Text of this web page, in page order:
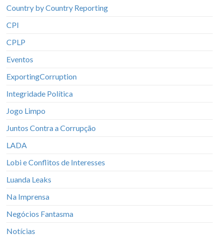
Country by Country Reporting
CPI
CPLP
Eventos
ExportingCorruption
Integridade Política
Jogo Limpo
Juntos Contra a Corrupção
LADA
Lobi e Conflitos de Interesses
Luanda Leaks
Na Imprensa
Negócios Fantasma
Notícias